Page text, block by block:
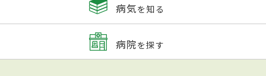
病気を知る
病院を探す